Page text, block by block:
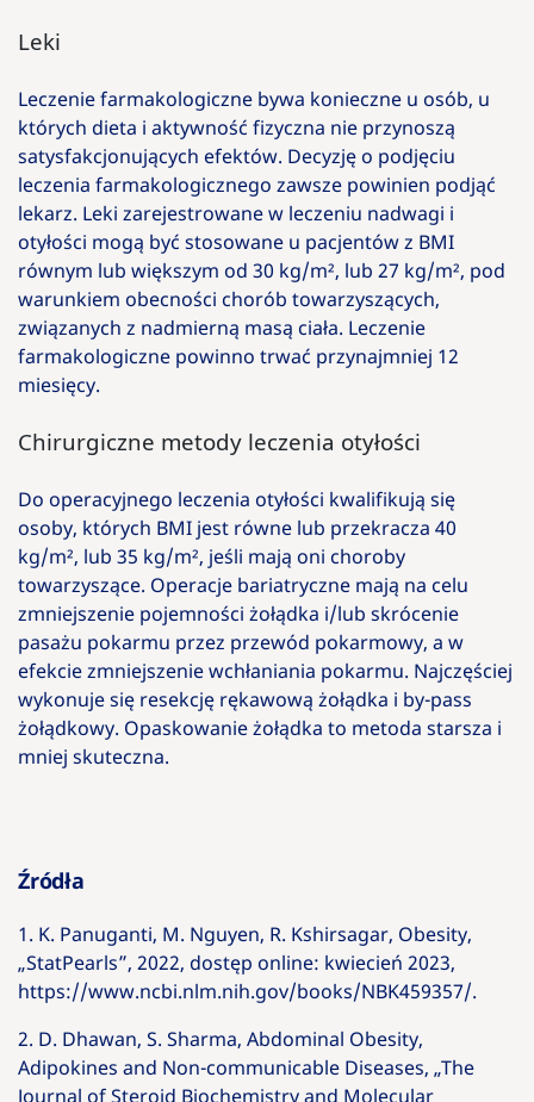
Leki
Leczenie farmakologiczne bywa konieczne u osób, u
których dieta i aktywność fizyczna nie przynoszą
satysfakcjonujących efektów. Decyzję o podjęciu
leczenia farmakologicznego zawsze powinien podjąć
lekarz. Leki zarejestrowane w leczeniu nadwagi i
otyłości mogą być stosowane u pacjentów z BMI
równym lub większym od 30 kg/m², lub 27 kg/m², pod
warunkiem obecności chorób towarzyszących,
związanych z nadmierną masą ciała. Leczenie
farmakologiczne powinno trwać przynajmniej 12
miesięcy.
Chirurgiczne metody leczenia otyłości
Do operacyjnego leczenia otyłości kwalifikują się
osoby, których BMI jest równe lub przekracza 40
kg/m², lub 35 kg/m², jeśli mają oni choroby
towarzyszące. Operacje bariatryczne mają na celu
zmniejszenie pojemności żołądka i/lub skrócenie
pasażu pokarmu przez przewód pokarmowy, a w
efekcie zmniejszenie wchłaniania pokarmu. Najczęściej
wykonuje się resekcję rękawową żołądka i by-pass
żołądkowy. Opaskowanie żołądka to metoda starsza i
mniej skuteczna.
Źródła
1. K. Panuganti, M. Nguyen, R. Kshirsagar, Obesity,
„StatPearls”, 2022, dostęp online: kwiecień 2023,
https://www.ncbi.nlm.nih.gov/books/NBK459357/.
2. D. Dhawan, S. Sharma, Abdominal Obesity,
Adipokines and Non-communicable Diseases, „The
Journal of Steroid Biochemistry and Molecular